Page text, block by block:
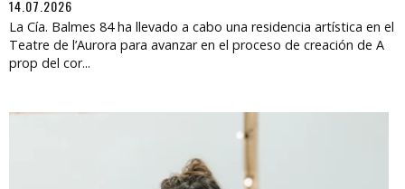
14.07.2026
La Cía. Balmes 84 ha llevado a cabo una residencia artística en el
Teatre de l’Aurora para avanzar en el proceso de creación de A
prop del cor...